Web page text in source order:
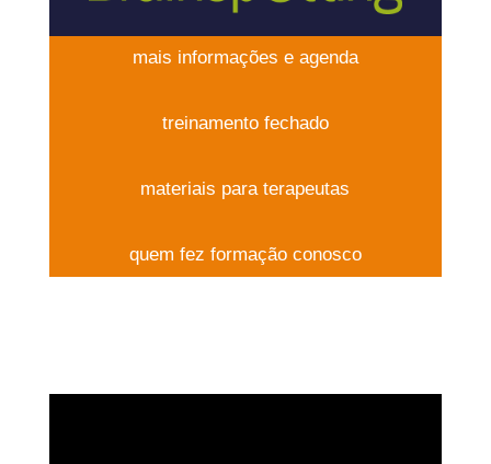
mais informações e agenda
treinamento fechado
materiais para terapeutas
quem fez formação conosco